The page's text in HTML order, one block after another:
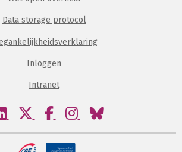
Data storage protocol
Inloggen
Intranet
Bezoek
twitter
Bezoek
facebook
Bezoek
instagram
Bezoek